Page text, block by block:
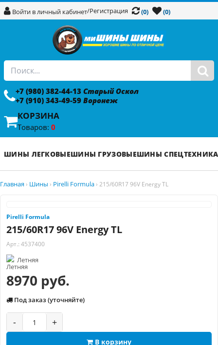
Войти в личный кабинет/Регистрация (0) (0)
+7 (980) 382-44-13 Старый Оскол
+7 (910) 343-49-59 Воронеж
КОРЗИНА
Товаров: 0
ШИНЫ ЛЕГКОВЫЕШИНЫ ГРУЗОВЫЕШИНЫ СПЕЦТЕХНИКА
Главная › Шины › Pirelli Formula › 215/60R17 96V Energy TL
Pirelli Formula
215/60R17 96V Energy TL
Арт.: 4537400
Летняя
8970 руб.
Под заказ (уточняйте)
- +
В корзину